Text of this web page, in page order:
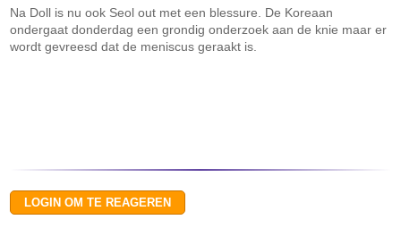
Na Doll is nu ook Seol out met een blessure. De Koreaan
ondergaat donderdag een grondig onderzoek aan de knie maar er
wordt gevreesd dat de meniscus geraakt is.